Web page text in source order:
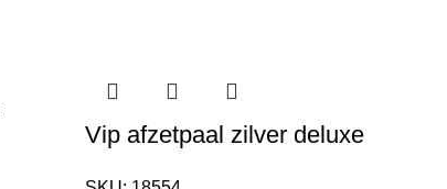
Vip afzetpaal zilver deluxe